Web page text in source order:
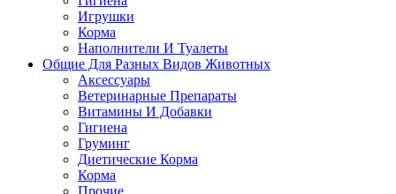
Игрушки
Корма
Наполнители И Туалеты
Общие Для Разных Видов Животных
Аксессуары
Ветеринарные Препараты
Витамины И Добавки
Гигиена
Груминг
Диетические Корма
Корма
Прочие